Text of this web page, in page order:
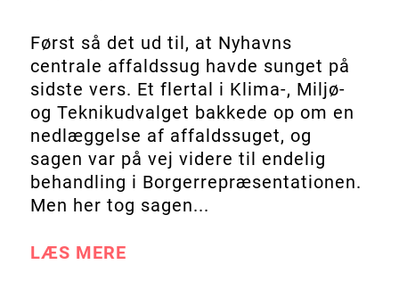
Først så det ud til, at Nyhavns
centrale affaldssug havde sunget på
sidste vers. Et flertal i Klima-, Miljø-
og Teknikudvalget bakkede op om en
nedlæggelse af affaldssuget, og
sagen var på vej videre til endelig
behandling i Borgerrepræsentationen.
Men her tog sagen...
LÆS MERE